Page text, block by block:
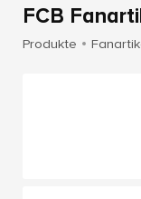
a
ll
h
o
p
FCB
Produkte